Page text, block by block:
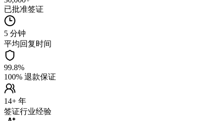
已批准签证
5 分钟
平均回复时间
99.8%
100% 退款保证
14+ 年
签证行业经验